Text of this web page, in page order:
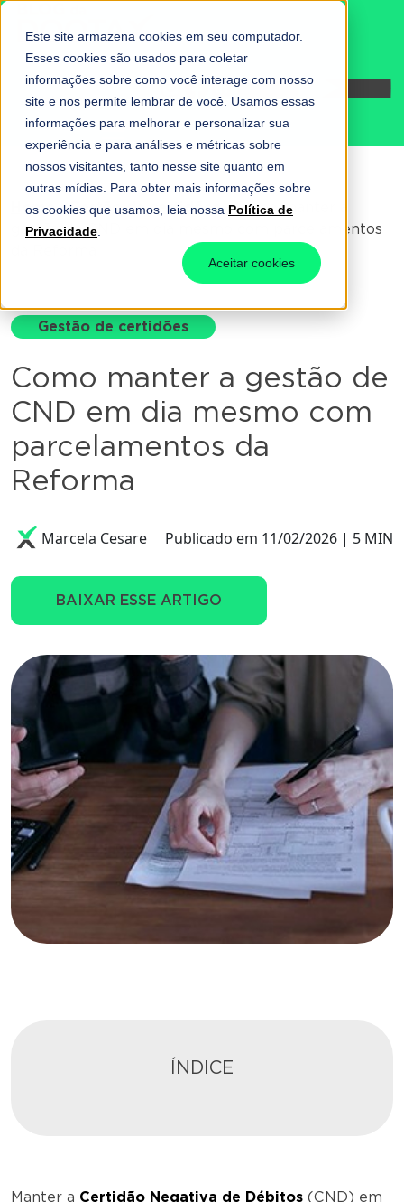
Este site armazena cookies em seu computador.
Esses cookies são usados para coletar
informações sobre como você interage com nosso
site e nos permite lembrar de você. Usamos essas
informações para melhorar e personalizar sua
experiência e para análises e métricas sobre
nossos visitantes, tanto nesse site quanto em
outras mídias. Para obter mais informações sobre
os cookies que usamos, leia nossa Política de
Privacidade
Aceitar cookies
Fale conosco
Home-Gestão de certidões-Como manter a
gestão de CND em dia mesmo com parcelamentos
Gestão de certidões
Como manter a gestão de
CND em dia mesmo com
parcelamentos da
Reforma
Marcela Cesare Publicado em 11/02/2026 | 5 MIN
BAIXAR ESSE ARTIGO
ÍNDICE
Manter a Certidão Negativa de Débitos (CND) em